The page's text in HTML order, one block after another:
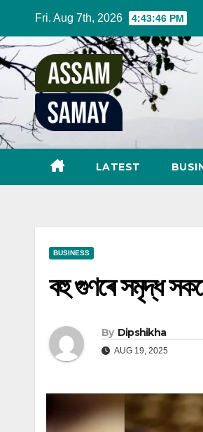
content
Fri. Aug 7th, 2026 4:43:47 PM
LATEST
BUSINESS
বহু গুণৰে সমৃদ্ধ
By Dipshikha
AUG 19, 2025